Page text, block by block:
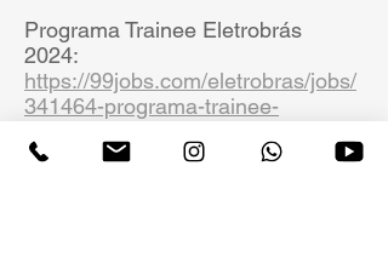
Programa Trainee Eletrobrás
2024:
https://99jobs.com/eletrobras/jobs/
341464-programa-trainee-